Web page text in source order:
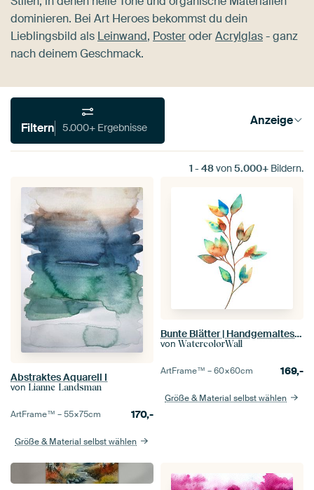
dominieren. Bei Art Heroes bekommst du dein
Lieblingsbild als Leinwand, PosteroderAcrylglas- ganz
nach deinem Geschmack.
Filtern 5.000+ Ergebnisse Anzeige
1 - 48von5.000+ Bildern.
Abstraktes Aquarell I
von Lianne Landsman
ArtFrame™ –55×75cm 170,-
Größe & Material selbst wählen
Bunte Blätter | Handgemaltes Aquarell
von WatercolorWall
ArtFrame™ –60×60cm 169,-
Größe & Material selbst wählen